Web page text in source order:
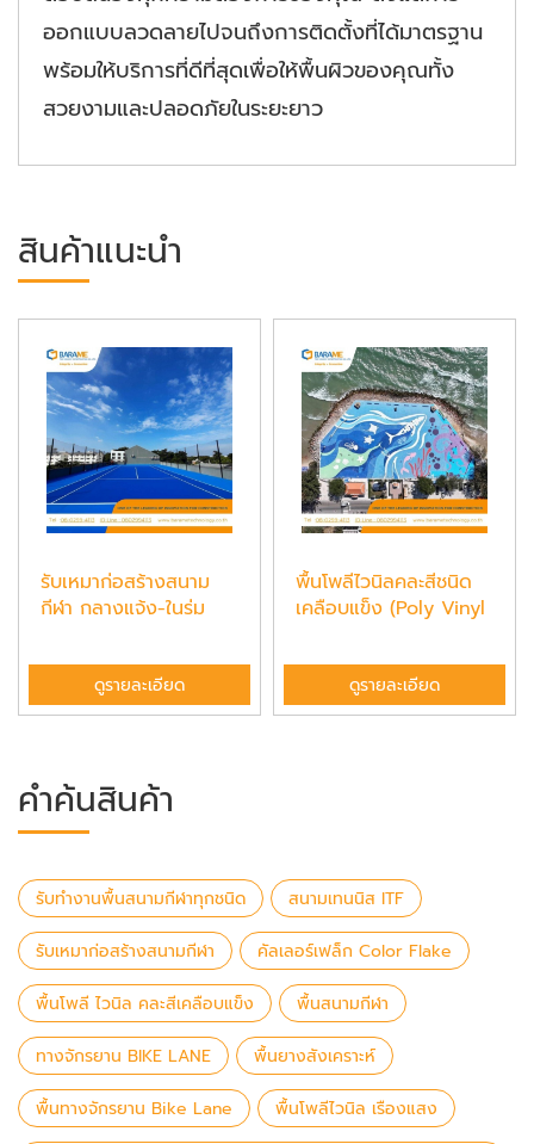
ออกแบบลวดลายไปจนถึงการติดตั้งที่ได้มาตรฐาน
พร้อมให้บริการที่ดีที่สุดเพื่อให้พื้นผิวของคุณทั้ง
สวยงามและปลอดภัยในระยะยาว
สินค้าแนะนำ
รับเหมาก่อสร้างสนาม
กีฬา กลางแจ้ง-ในร่ม
ดูรายละเอียด
พื้นโพลีไวนิลคละสีชนิด
เคลือบแข็ง (Poly Vinyl
ดูรายละเอียด
คำค้นสินค้า
รับทำงานพื้นสนามกีฬาทุกชนิด สนามเทนนิส ITF
รับเหมาก่อสร้างสนามกีฬา คัลเลอร์เฟล็ก Color Flake
พื้นโพลี ไวนิล คละสีเคลือบแข็ง พื้นสนามกีฬา
ทางจักรยาน BIKE LANE พื้นยางสังเคราะห์
พื้นทางจักรยาน Bike Lane พื้นโพลีไวนิล เรืองแสง